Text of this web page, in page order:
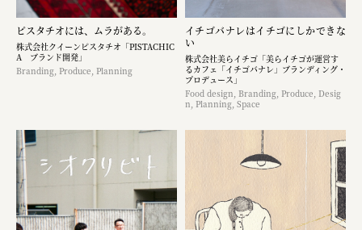
ピスタチオには、ムラがある。
株式会社クイーンピスタチオ「PISTACHIC
A ブランド開発」
Branding, Produce, Planning
イチゴバナレはイチゴにしかできな
い
株式会社美らイチゴ「美らイチゴが運営す
るカフェ「イチゴバナレ」ブランディング・
プロデュース」
Food design, Branding, Produce, Desig
n, Planning, Space